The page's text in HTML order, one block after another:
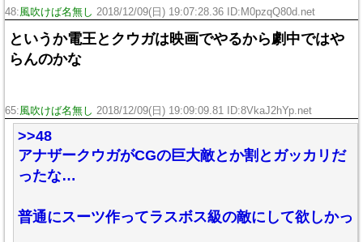
48:風吹けば名無し 2018/12/09(日) 19:07:28.36 ID:M0pzqQ80d.net
というか電王とクウガは映画でやるから劇中ではや
らんのかな
65:風吹けば名無し 2018/12/09(日) 19:09:09.81 ID:8VkaJ2hYp.net
>>48
アナザークウガがCGの巨大敵とか割とガッカリだ
ったな…
普通にスーツ作ってラスボス級の敵にして欲しかっ